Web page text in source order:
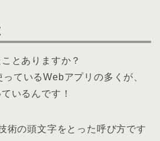
とありますか？
ているWebアプリの多くが、
いるんです！
術の頭文字をとった呼び方です